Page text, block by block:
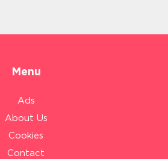
Menu
Ads
About Us
Cookies
Contact